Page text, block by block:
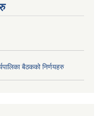
बैठकको निर्णयहरु